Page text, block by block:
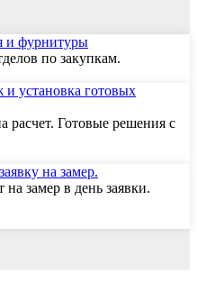
и фурнитуры
по закупкам.
установка готовых
расчет. Готовые решения с
на замер.
замер в день заявки.